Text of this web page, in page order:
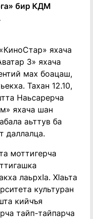
бир КДМ
яхача
3» яхача
мах боацаш,
Тахан 12.10,
Наьсарерча
яхача шан
аьттув ба
даллалца.
моттигерча
лаьрхӏа. Хӏаьта
культуран
кийчъя
тайп-тайпарча